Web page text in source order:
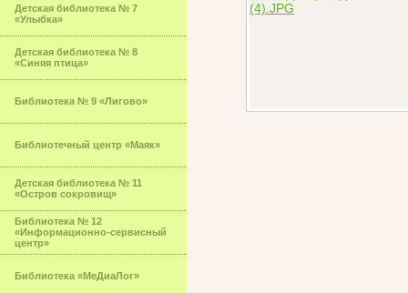
Детская библиотека № 7
«Улыбка»
Детская библиотека № 8
«Синяя птица»
Библиотека № 9 «Лигово»
Библиотечный центр «Маяк»
Детская библиотека № 11
«Остров сокровищ»
Библиотека № 12
«Информационно-сервисный
центр»
Библиотека «МеДиаЛог»